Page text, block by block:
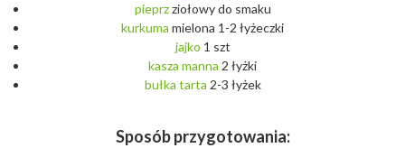
pieprzziołowy do smaku
kurkuma mielona 1-2 łyżeczki
jajko 1 szt
kasza manna 2 łyżki
bułka tarta 2-3 łyżek
Sposób przygotowania: